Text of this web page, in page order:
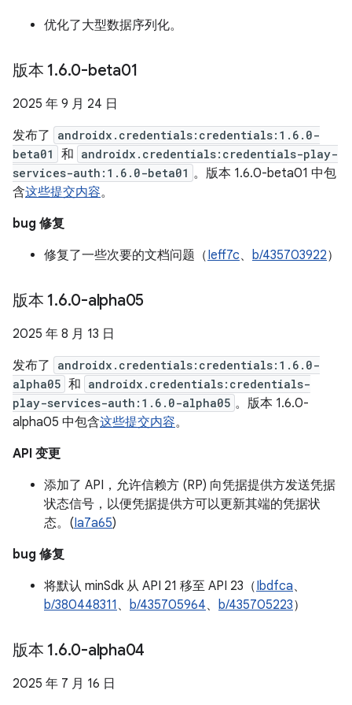
优化了大型数据序列化。
版本 1.6.0-beta01
2025 年 9 月 24 日
发布了
androidx.credentials:credentials:1.6.0-
beta01
和 androidx.credentials:credentials-play-
services-auth:1.6.0-beta01 。版本 1.6.0-beta01 中包
含这些提交内容。
bug 修复
修复了一些次要的文档问题（Ieff7c、 b/435703922）
版本 1.6.0-alpha05
2025 年 8 月 13 日
发布了
androidx.credentials:credentials:1.6.0-
alpha05 和 androidx.credentials:credentials-
play-services-auth:1.6.0-alpha05 。版本 1.6.0-
alpha05 中包含这些提交内容。
API 变更
添加了 API，允许信赖方 (RP) 向凭据提供方发送凭据
状态信号，以便凭据提供方可以更新其端的凭据状
态。(Ia7a65)
bug 修复
将默认 minSdk 从 API 21 移至 API 23（Ibdfca、
b/380448311 、 b/435705964、 b/435705223）
版本 1.6.0-alpha04
2025 年 7 月 16 日